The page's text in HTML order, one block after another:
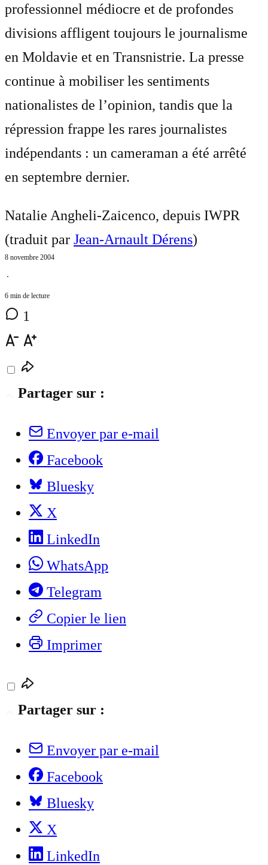
professionnel médiocre et de profondes
divisions affligent toujours le journalisme
en Moldavie et en Transnistrie. La presse
continue à mobiliser les sentiments
nationalistes de l’opinion, tandis que la
répression frappe les rares journalistes
indépendants : un cameraman a été arrêté
en septembre dernier.
Natalie Angheli-Zaicenco, depuis IWPR
(traduit par Jean-Arnault Dérens)
8 novembre 2004
⋅
6 min de lecture
1
Partager sur :
Envoyer par e-mail
Facebook
Bluesky
X
LinkedIn
WhatsApp
Telegram
Copier le lien
Imprimer
Partager sur :
Envoyer par e-mail
Facebook
Bluesky
X
LinkedIn